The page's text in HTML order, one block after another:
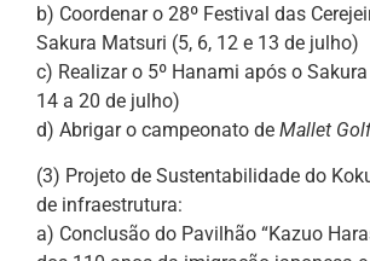
b) Coordenar o 28º Festival das
Sakura Matsuri (5, 6, 12 e 13 de julho)
c) Realizar o 5º Hanami após o
14 a 20 de julho)
d) Abrigar o campeonato de Mallet Golf
(3) Projeto de Sustentabilidade do
de infraestrutura:
a) Conclusão do Pavilhão “Kazuo